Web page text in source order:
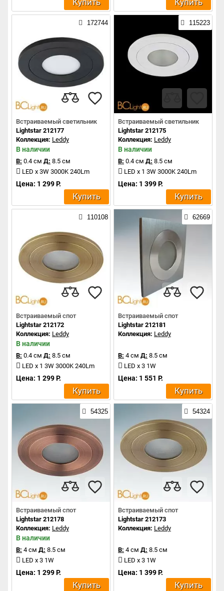
Купить Купить
172744
Встраиваемый светильник
Lightstar 212177
Коллекция: Leddy
В наличии
В: 0.4 см Д: 8.5 см
LED x 3W 3000K 240Lm
Цена: 1 299 Р.
Купить
115223
Встраиваемый светильник
Lightstar 212175
Коллекция: Leddy
В наличии
В: 0.4 см Д: 8.5 см
LED x 1 3W 3000K 240Lm
Цена: 1 399 Р.
Купить
110108
Встраиваемый спот
Lightstar 212172
Коллекция: Leddy
В наличии
В: 0.4 см Д: 8.5 см
LED x 1 3W 3000K 240Lm
Цена: 1 299 Р.
Купить
62669
Встраиваемый спот
Lightstar 212181
Коллекция: Leddy
В: 4 см Д: 8.5 см
LED x 3 1W
Цена: 1 551 Р.
Купить
54325
Встраиваемый спот
Lightstar 212178
Коллекция: Leddy
В наличии
В: 4 см Д: 8.5 см
LED x 3 1W
Цена: 1 299 Р.
Купить
54324
Встраиваемый спот
Lightstar 212173
Коллекция: Leddy
В: 4 см Д: 8.5 см
LED x 3 1W
Цена: 1 399 Р.
Купить